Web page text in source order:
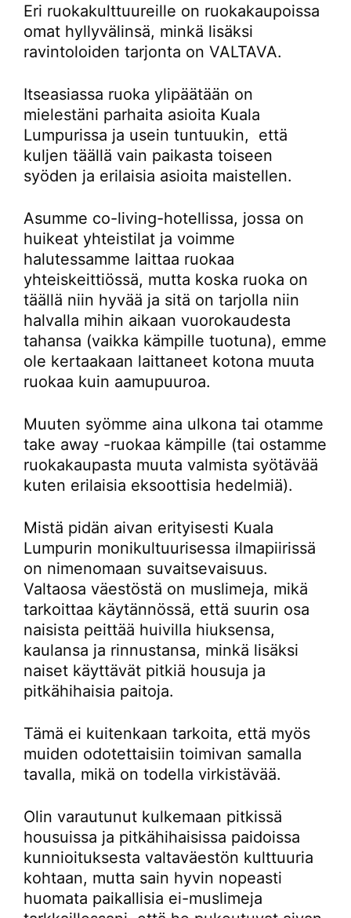
Eri ruokakulttuureille on ruokakaupoissa
omat hyllyvälinsä, minkä lisäksi
ravintoloiden tarjonta on VALTAVA.
Itseasiassa ruoka ylipäätään on
mielestäni parhaita asioita Kuala
Lumpurissa ja usein tuntuukin, että
kuljen täällä vain paikasta toiseen
syöden ja erilaisia asioita maistellen.
Asumme co-living-hotellissa, jossa on
huikeat yhteistilat ja voimme
halutessamme laittaa ruokaa
yhteiskeittiössä, mutta koska ruoka on
täällä niin hyvää ja sitä on tarjolla niin
halvalla mihin aikaan vuorokaudesta
tahansa (vaikka kämpille tuotuna), emme
ole kertaakaan laittaneet kotona muuta
ruokaa kuin aamupuuroa.
Muuten syömme aina ulkona tai otamme
take away -ruokaa kämpille (tai ostamme
ruokakaupasta muuta valmista syötävää
kuten erilaisia eksoottisia hedelmiä).
Mistä pidän aivan erityisesti Kuala
Lumpurin monikultuurisessa ilmapiirissä
on nimenomaan suvaitsevaisuus.
Valtaosa väestöstä on muslimeja, mikä
tarkoittaa käytännössä, että suurin osa
naisista peittää huivilla hiuksensa,
kaulansa ja rinnustansa, minkä lisäksi
naiset käyttävät pitkiä housuja ja
pitkähihaisia paitoja.
Tämä ei kuitenkaan tarkoita, että myös
muiden odotettaisiin toimivan samalla
tavalla, mikä on todella virkistävää.
Olin varautunut kulkemaan pitkissä
housuissa ja pitkähihaisissa paidoissa
kunnioituksesta valtaväestön kulttuuria
kohtaan, mutta sain hyvin nopeasti
huomata paikallisia ei-muslimeja